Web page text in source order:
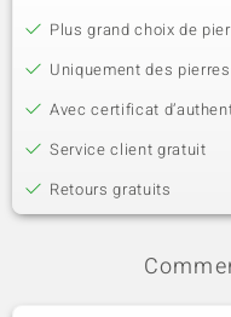
Plus grand choix de
Uniquement des
Avec certificat
Service client gratuit
Retours gratuits